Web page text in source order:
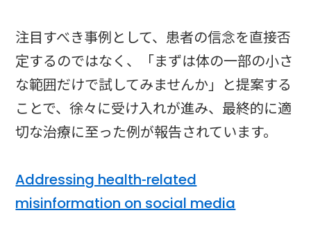
注目すべき事例として、患者の信念を直接否
定するのではなく、「まずは体の一部の小さ
な範囲だけで試してみませんか」と提案する
ことで、徐々に受け入れが進み、最終的に適
切な治療に至った例が報告されています。
Addressing health-related
misinformation on social media